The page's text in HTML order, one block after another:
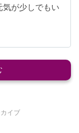
が少しでもい
イブ